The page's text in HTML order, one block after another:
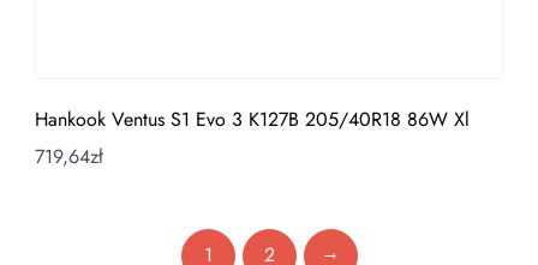
Hankook Ventus S1 Evo 3 K127B 205/40R18 86W Xl
719,64zł
1 2 →